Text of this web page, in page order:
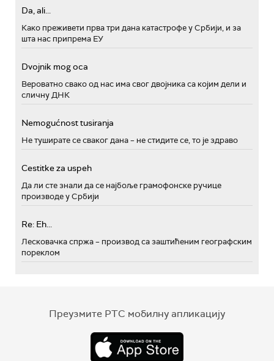
Da, ali...
Како преживети прва три дана катастрофе у Србији, и за
шта нас припрема ЕУ
Dvojnik mog oca
Вероватно свако од нас има свог двојника са којим дели и
сличну ДНК
Nemogućnost tusiranja
Не туширате се сваког дана – не стидите се, то је здраво
Cestitke za uspeh
Да ли сте знали да се најбоље грамофонске ручице
производе у Србији
Re: Eh...
Лесковачка спржа – производ са заштићеним географским
пореклом
Преузмите РТС мобилну апликацију